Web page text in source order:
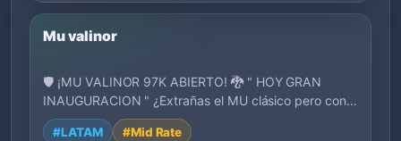
Mu valinor
🛡️ ¡MU VALINOR 97K ABIERTO! 🐉 " HOY GRAN
INAUGURACION " ¿Extrañas el MU clásico pero con
una ex…
#LATAM #Mid Rate